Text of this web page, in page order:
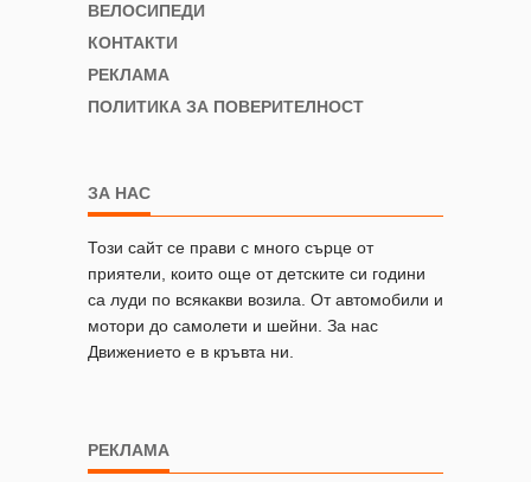
ВЕЛОСИПЕДИ
КОНТАКТИ
РЕКЛАМА
ПОЛИТИКА ЗА ПОВЕРИТЕЛНОСТ
ЗА НАС
Този сайт се прави с много сърце от
приятели, които още от детските си години
са луди по всякакви возила. От автомобили и
мотори до самолети и шейни. За нас
Движението е в кръвта ни.
РЕКЛАМА